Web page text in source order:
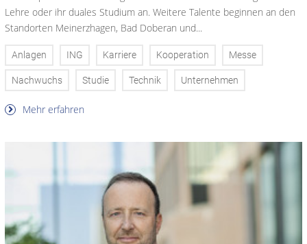
Lehre oder ihr duales Studium an. Weitere Talente beginnen an den
Standorten Meinerzhagen, Bad Doberan und...
Anlagen ING Karriere Kooperation Messe
Nachwuchs Studie Technik Unternehmen
Mehr erfahren